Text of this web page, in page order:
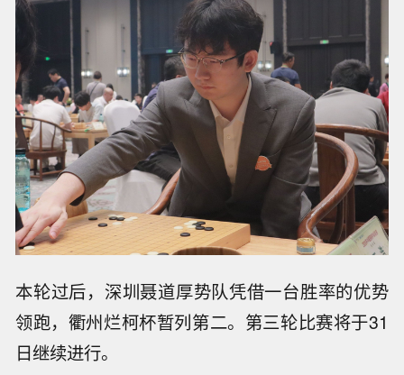
本轮过后，深圳聂道厚势队凭借一台胜率的优势
领跑，衢州烂柯杯暂列第二。第三轮比赛将于31
日继续进行。